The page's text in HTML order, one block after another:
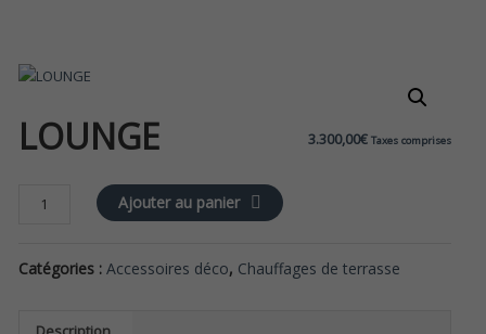
LOUNGE 3.300,00€ Taxes comprises
quantité
Ajouter au panier
Catégories :Accessoires déco, Chauffages de terrasse